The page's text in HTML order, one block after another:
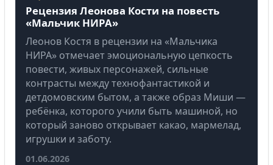
Рецензия Леонова Кости на повесть
«Мальчик НИРА»
Леонов Костя в рецензии на «Мальчика
НИРА» отмечает эмоциональную цепкость
повести, живых персонажей, сильные
контрасты между технофантастикой и
детдомовским бытом, а также образ Миши —
ребёнка, которого учили быть машиной, но
который заново открывает какао, мармелад,
игрушки и заботу.
01.06.2026